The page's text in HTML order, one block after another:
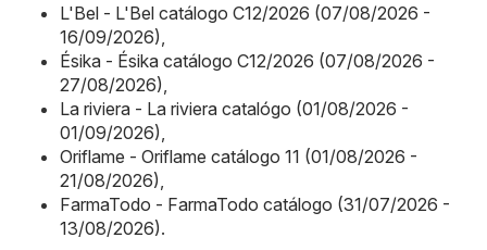
L'Bel - L'Bel catálogo C12/2026 (07/08/2026 -
16/09/2026)
Ésika - Ésika catálogo C12/2026 (07/08/2026 -
27/08/2026)
La riviera - La riviera catalógo (01/08/2026 -
01/09/2026)
Oriflame - Oriflame catálogo 11 (01/08/2026 -
21/08/2026)
FarmaTodo - FarmaTodo catálogo (31/07/2026 -
13/08/2026).